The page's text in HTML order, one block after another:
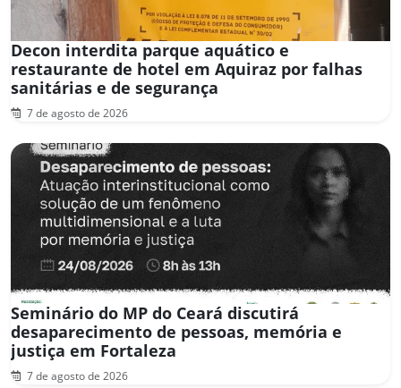
Decon interdita parque aquático e
restaurante de hotel em Aquiraz por falhas
sanitárias e de segurança
7 de agosto de 2026
Seminário do MP do Ceará discutirá
desaparecimento de pessoas, memória e
justiça em Fortaleza
7 de agosto de 2026